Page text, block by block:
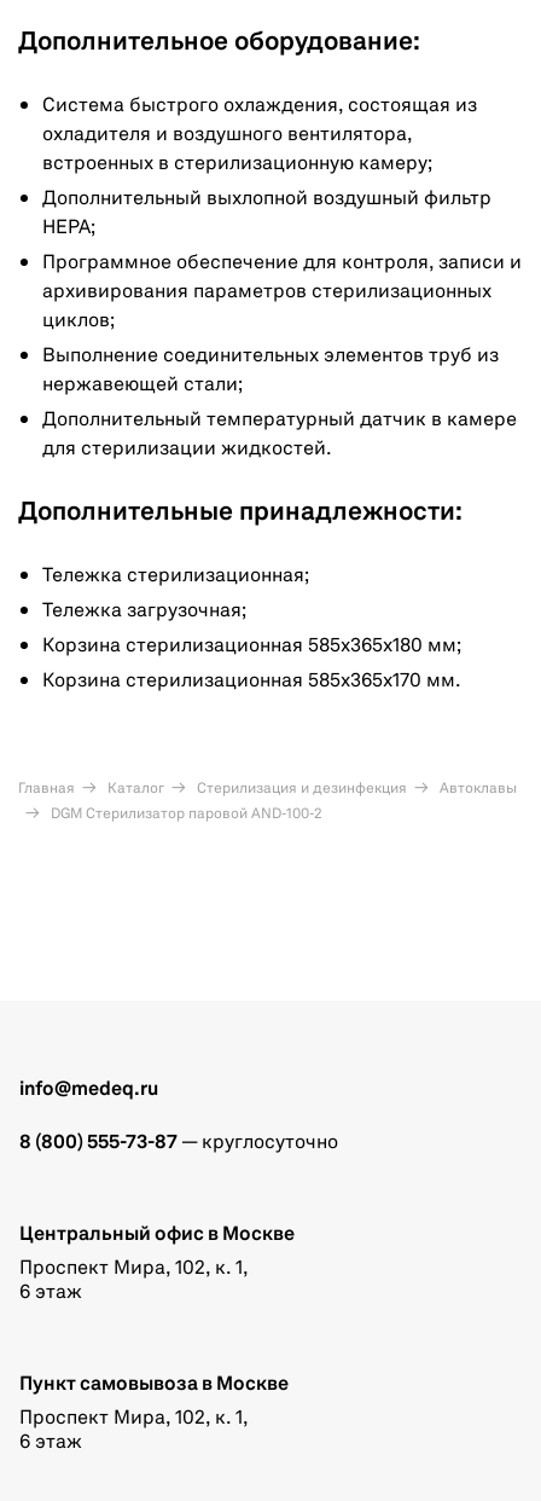
Дополнительное оборудование:
Система быстрого охлаждения, состоящая из
охладителя и воздушного вентилятора,
встроенных в стерилизационную камеру;
Дополнительный выхлопной воздушный фильтр
HEPA;
Программное обеспечение для контроля, записи и
архивирования параметров стерилизационных
циклов;
Выполнение соединительных элементов труб из
нержавеющей стали;
Дополнительный температурный датчик в камере
для стерилизации жидкостей.
Дополнительные принадлежности:
Тележка стерилизационная;
Тележка загрузочная;
Корзина стерилизационная 585x365x180 мм;
Корзина стерилизационная 585x365x170 мм.
Главная Каталог Стерилизация и дезинфекция
Автоклавы
DGM Стерилизатор паровой AND-100-2
info@medeq.ru
8 (800) 555-73-87 — круглосуточно
Центральный офис в Москве
Проспект Мира, 102, к. 1,
6 этаж
Пункт самовывоза в Москве
Проспект Мира, 102, к. 1,
6 этаж